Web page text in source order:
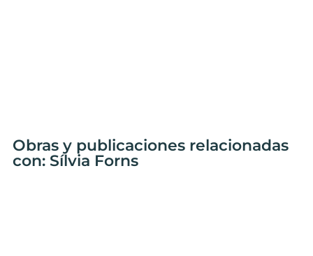
Obras y publicaciones relacionadas
con: Sílvia Forns